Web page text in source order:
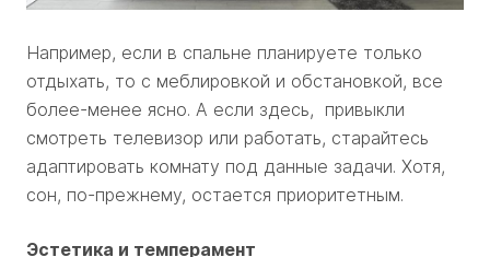
Например, если в спальне планируете только
отдыхать, то с меблировкой и обстановкой, все
более-менее ясно. А если здесь, привыкли
смотреть телевизор или работать, старайтесь
адаптировать комнату под данные задачи. Хотя,
сон, по-прежнему, остается приоритетным.
Эстетика и темперамент